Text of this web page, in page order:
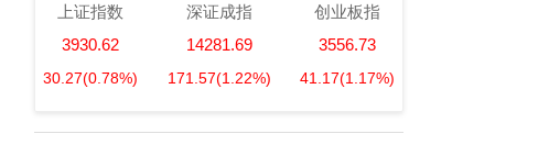
上证指数
3930.62
30.27(0.78%)
深证成指
14281.69
171.57(1.22%)
创业板指
3556.73
41.17(1.17%)